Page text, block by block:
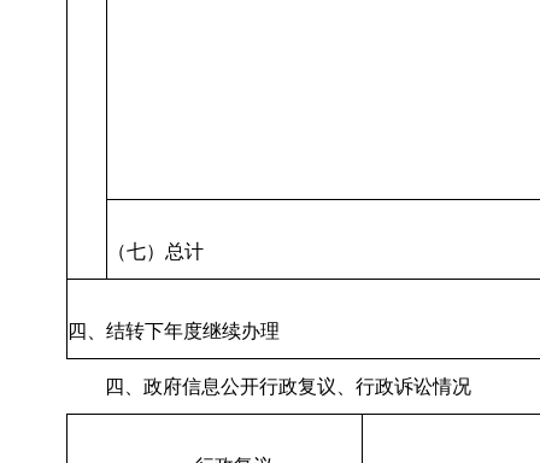
（七）总计
四、结转下年度继续办理
四、政府信息公开行政复议、行政诉讼情况